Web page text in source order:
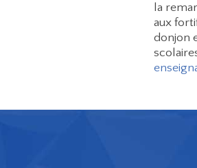
la
aux
donjon